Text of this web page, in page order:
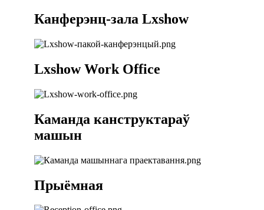
Канферэнц-зала Lxshow
Lxshow Work Office
Каманда канструктараў
машын
Прыёмная